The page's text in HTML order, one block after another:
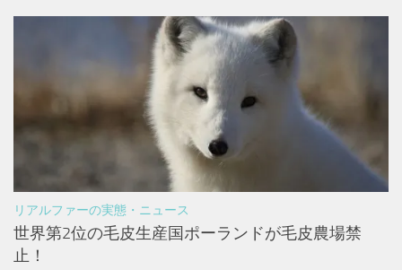
リアルファーの実態・ニュース
世界第2位の毛皮生産国ポーランドが毛皮農場禁
止！